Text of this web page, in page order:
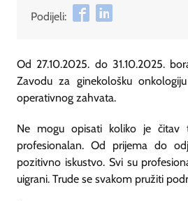
Podijeli:
Od 27.10.2025. do 31.10.2025.
Zavodu za ginekološku
operativnog zahvata.
Ne mogu opisati koliko je čitav
profesionalan. Od prijema do
pozitivno iskustvo. Svi su
uigrani. Trude se svakom pružiti